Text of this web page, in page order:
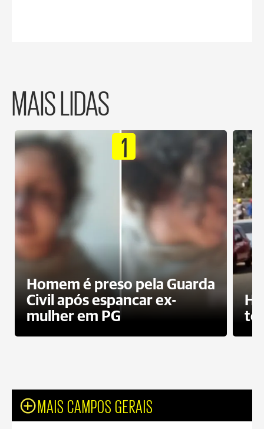
MAIS LIDAS
1
Homem é preso pela Guarda
Civil após espancar ex-
mulher em PG
MAIS CAMPOS GERAIS